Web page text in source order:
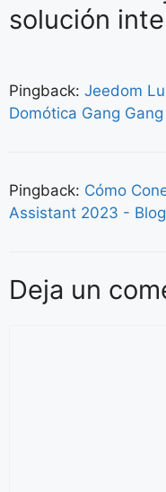
solución
Pingback: Jeedom
Domótica Gang Gang
Pingback: Cómo
Assistant 2023 -
Deja un